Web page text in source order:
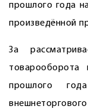
прошлого года
произведённой
За
прошлого